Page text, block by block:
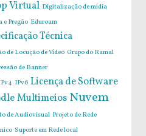
Virtual Digitalização de mídia
e Pregão Eduroam
Técnica
de Locução de Vídeo Grupo do Ramal
de Banner
IPv6 Licença de Software
Multimeios Nuvem
de Audiovisual Projeto de Rede
Suporte em Rede local